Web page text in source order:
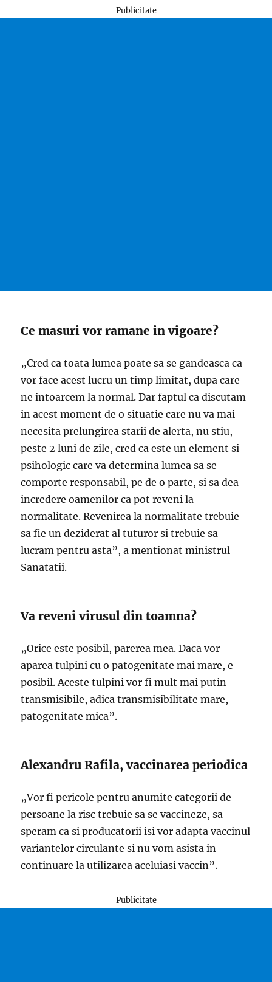
Publicitate
Ce masuri vor ramane in vigoare?
„Cred ca toata lumea poate sa se gandeasca ca
vor face acest lucru un timp limitat, dupa care
ne intoarcem la normal. Dar faptul ca discutam
in acest moment de o situatie care nu va mai
necesita prelungirea starii de alerta, nu stiu,
peste 2 luni de zile, cred ca este un element si
psihologic care va determina lumea sa se
comporte responsabil, pe de o parte, si sa dea
incredere oamenilor ca pot reveni la
normalitate. Revenirea la normalitate trebuie
sa fie un deziderat al tuturor si trebuie sa
lucram pentru asta”, a mentionat ministrul
Sanatatii.
Va reveni virusul din toamna?
„Orice este posibil, parerea mea. Daca vor
aparea tulpini cu o patogenitate mai mare, e
posibil. Aceste tulpini vor fi mult mai putin
transmisibile, adica transmisibilitate mare,
patogenitate mica”.
Alexandru Rafila, vaccinarea periodica
„Vor fi pericole pentru anumite categorii de
persoane la risc trebuie sa se vaccineze, sa
speram ca si producatorii isi vor adapta vaccinul
variantelor circulante si nu vom asista in
continuare la utilizarea aceluiasi vaccin”.
Publicitate